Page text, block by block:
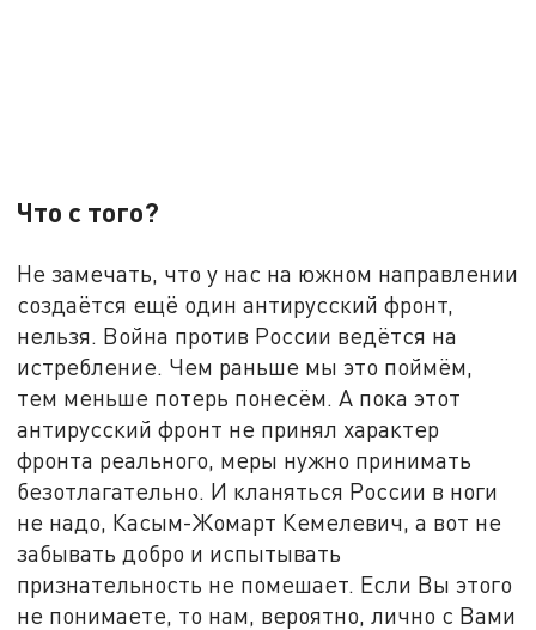
Что с того?
Не замечать, что у нас на южном направлении
создаётся ещё один антирусский фронт,
нельзя. Война против России ведётся на
истребление. Чем раньше мы это поймём,
тем меньше потерь понесём. А пока этот
антирусский фронт не принял характер
фронта реального, меры нужно принимать
безотлагательно. И кланяться России в ноги
не надо, Касым-Жомарт Кемелевич, а вот не
забывать добро и испытывать
признательность не помешает. Если Вы этого
не понимаете, то нам, вероятно, лично с Вами